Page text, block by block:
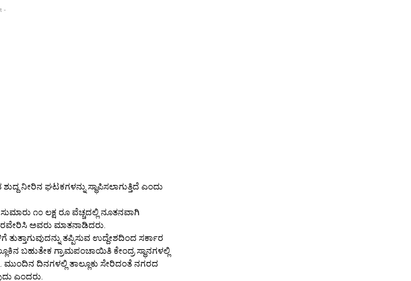
-
ನೀರಿನ ಘಟಕಗಳನ್ನು ಸ್ಥಾಪಿಸಲಾಗುತ್ತಿದೆ ಎಂದು
೧೦ ಲಕ್ಷ ರೂ ವೆಚ್ಚದಲ್ಲಿ ನೂತನವಾಗಿ
ಅವರು ಮಾತನಾಡಿದರು.
ತಪ್ಪಿಸುವ ಉದ್ದೇಶದಿಂದ ಸರ್ಕಾರ
ಬಹುತೇಕ ಗ್ರಾಮಪಂಚಾಯಿತಿ ಕೇಂದ್ರ ಸ್ಥಾನಗಳಲ್ಲಿ
ದಿನಗಳಲ್ಲಿ ತಾಲ್ಲೂಕು ಸೇರಿದಂತೆ ನಗರದ
ಎಂದರು.